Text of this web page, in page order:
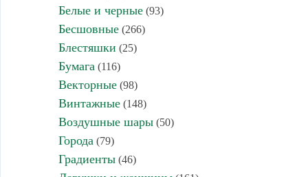
Белые и черные(93)
Бесшовные(266)
Блестяшки (25)
Бумага (116)
Векторные(98)
Винтажные(148)
Воздушные шары(50)
Города (79)
Градиенты(46)